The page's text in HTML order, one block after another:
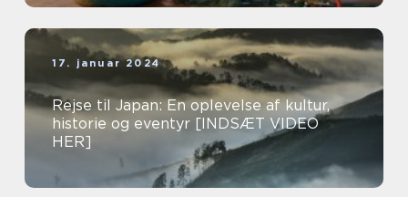
17. januar 2024
Rejse til Japan: En oplevelse af kultur,
historie og eventyr [INDSÆT VIDEO
HER]